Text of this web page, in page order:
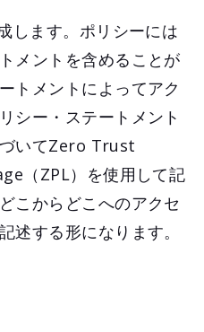
します。ポリシーには
メントを含めることが
トメントによってアク
シー・ステートメント
いてZero Trust
（ZPL）を使用して記
こからどこへのアクセ
述する形になります。